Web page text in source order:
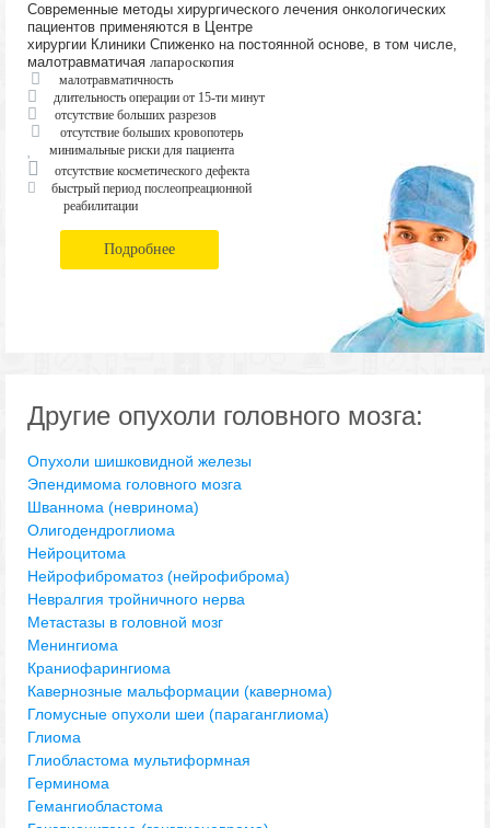
Современные методы хирургического лечения онкологических
пациентов применяются в Центре
хирургии Клиники Спиженко на постоянной основе, в том числе,
малотравматичая лапароскопия
малотравматичность
длительность операции от 15-ти минут
отсутствие больших разрезов
отсутствие больших кровопотерь
минимальные риски для пациента
отсутствие косметического дефекта
быстрый период послеопреационной
реабилитации
Подробнее
Другие опухоли головного мозга:
Опухоли шишковидной железы
Эпендимома головного мозга
Шваннома (невринома)
Олигодендроглиома
Нейроцитома
Нейрофиброматоз (нейрофиброма)
Невралгия тройничного нерва
Метастазы в головной мозг
Менингиома
Краниофарингиома
Кавернозные мальформации (кавернома)
Гломусные опухоли шеи (параганглиома)
Глиома
Глиобластома мультиформная
Герминома
Гемангиобластома